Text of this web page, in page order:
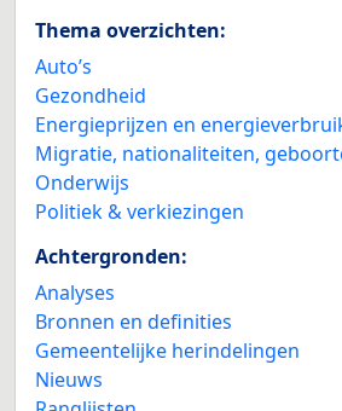
Thema overzichten:
Auto’s
Gezondheid
Energieprijzen en
Migratie, nationaliteiten,
Onderwijs
Politiek & verkiezingen
Achtergronden:
Analyses
Bronnen en definities
Gemeentelijke herindelingen
Nieuws